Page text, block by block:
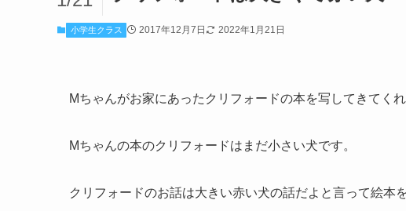
小学生クラス 2017年12月7日 2022年1月21日
Mちゃんがお家にあったクリフォードの本を写してきてくれ
Mちゃんの本のクリフォードはまだ小さい犬です。
クリフォードのお話は大きい赤い犬の話だよと言って絵本